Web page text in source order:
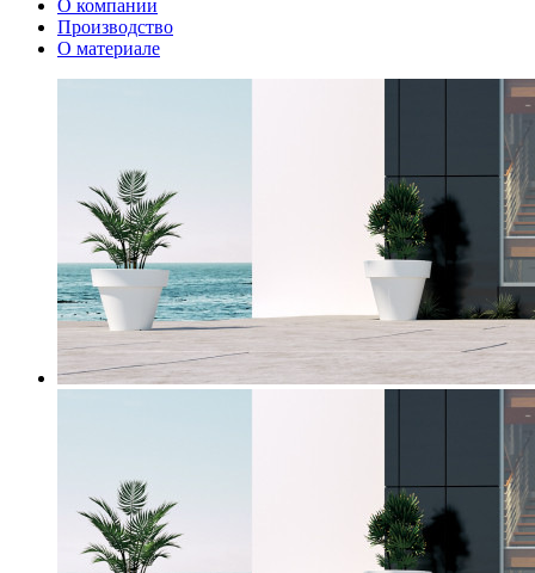
О компании
Производство
О материале